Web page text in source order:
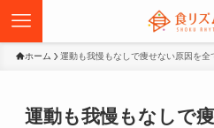
ホーム 運動も我慢もなしで痩せない原因を
運動も我慢もなしで